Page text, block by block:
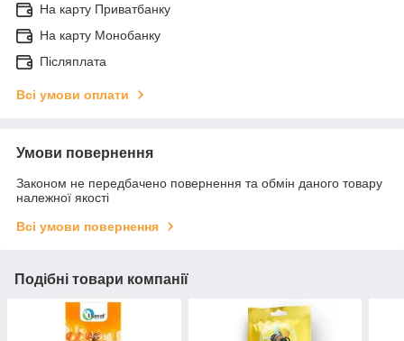
На карту Приватбанку
На карту Монобанку
Післяплата
Всі умови оплати
Умови повернення
Законом не передбачено повернення та обмін даного товару
належної якості
Всі умови повернення
Подібні товари компанії